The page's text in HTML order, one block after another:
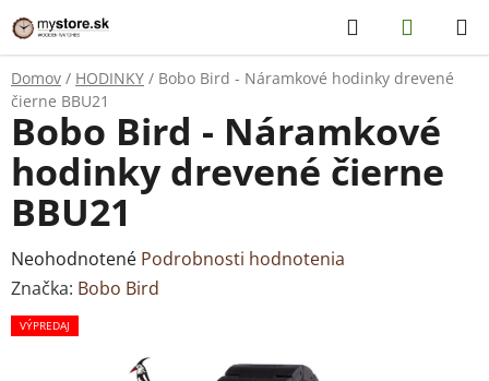
Prejsť
na
obsah
Hľadať
KOŠÍK
Domov / HODINKY / Bobo Bird - Náramkové hodinky drevené
čierne BBU21
Bobo Bird - Náramkové
hodinky drevené čierne
BBU21
Priemerné
hodnotenie
produktu
Neohodnotené Podrobnosti hodnotenia
Značka: Bobo Bird
VÝPREDAJ